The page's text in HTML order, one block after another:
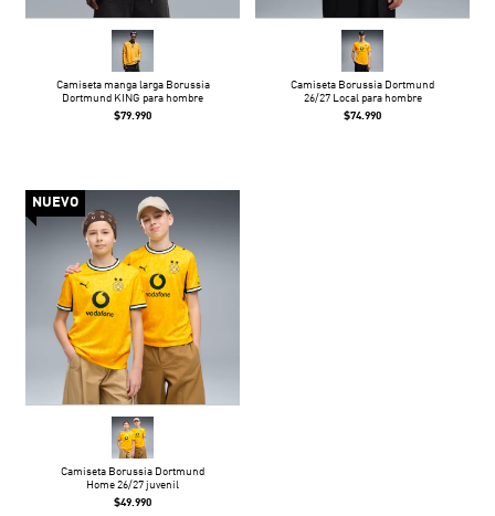
Camiseta manga larga Borussia
Dortmund KING para hombre
$79.990
Camiseta Borussia Dortmund
26/27 Local para hombre
$74.990
NUEVO
Camiseta Borussia Dortmund
Home 26/27 juvenil
$49.990